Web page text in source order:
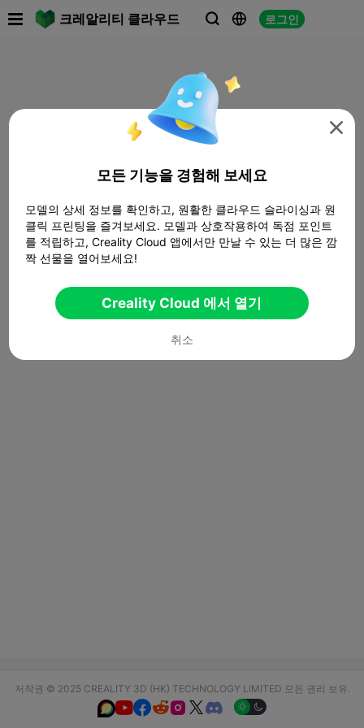
크레알리티 클라우드   로그인
저작권 © 2025 CREALITY 3D (HK) TECHNOLOGY LIMITED 모든 권리 보유.
  

모든 기능을 경험해 보세요
모델의 상세 정보를 확인하고, 원활한 클라우드 슬라이싱과 원
클릭 프린팅을 즐겨보세요. 모델과 상호작용하여 독점 포인트
를 적립하고, Creality Cloud 앱에서만 만날 수 있는 더 많은 깜
짝 선물을 열어보세요!
Creality Cloud 에서 열기
취소